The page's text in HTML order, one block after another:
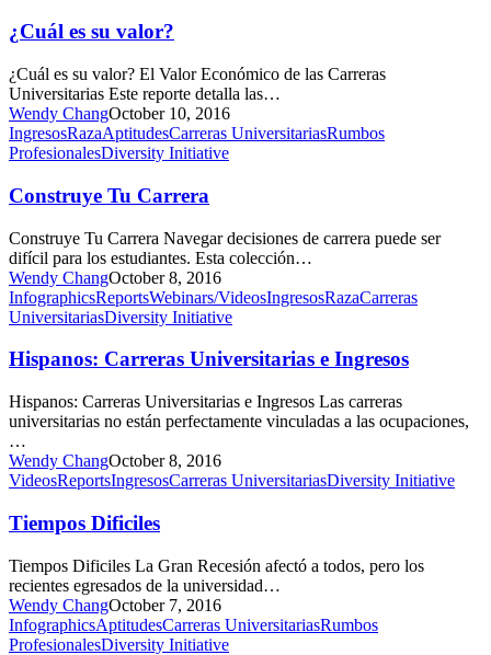
valor?
¿Cuál es su valor?
¿Cuál es su valor? El Valor Económico de las Carreras
Universitarias Este reporte detalla las…
Wendy ChangOctober 10, 2016
Construye
Tu
IngresosRazaAptitudesCarreras UniversitariasRumbos
ProfesionalesDiversity Initiative
Construye Tu Carrera
Construye Tu Carrera Navegar decisiones de carrera puede ser
difícil para los estudiantes. Esta colección…
Wendy ChangOctober 8, 2016
Hispanos:
Carreras
e
Ingresos
InfographicsReportsWebinars/VideosIngresosRazaCarreras
UniversitariasDiversity Initiative
Hispanos: Carreras Universitarias e Ingresos
Hispanos: Carreras Universitarias e Ingresos Las carreras
universitarias no están perfectamente vinculadas a las ocupaciones,
…
Wendy ChangOctober 8, 2016
Tiempos
VideosReportsIngresosCarreras UniversitariasDiversity Initiative
Tiempos Dificiles
Tiempos Dificiles La Gran Recesión afectó a todos, pero los
recientes egresados de la universidad…
Wendy ChangOctober 7, 2016
La
Vida
InfographicsAptitudesCarreras UniversitariasRumbos
ProfesionalesDiversity Initiative